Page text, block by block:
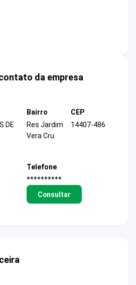
da empresa
DE
Bairro
Res Jardim
Vera Cru
CEP
14407-486
Telefone
**********
Consultar